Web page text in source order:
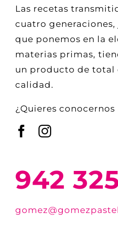
Las recetas
cuatro
que ponemos en la
materias primas,
un producto de total
calidad.
¿Quieres conocernos
942